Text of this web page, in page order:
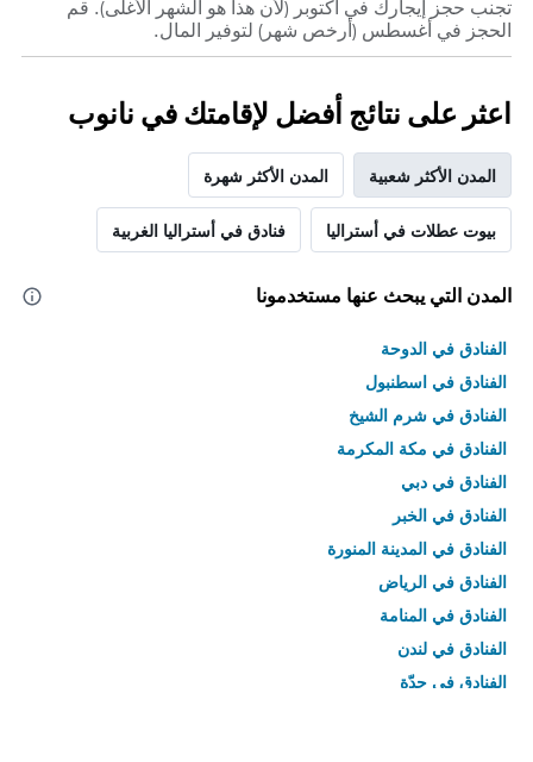
تجنب حجز إيجارك في أكتوبر (لأن هذا هو الشهر الأغلى). قم
الحجز في أغسطس (أرخص شهر) لتوفير المال.
اعثر على نتائج أفضل لإقامتك في نانوب
المدن الأكثر شعبية المدن الأكثر شهرة
بيوت عطلات في أستراليا فنادق في أستراليا الغربية
المدن التي يبحث عنها مستخدمونا
الفنادق في الدوحة
الفنادق في اسطنبول
الفنادق في شرم الشيخ
الفنادق في مكة المكرمة
الفنادق في دبي
الفنادق في الخبر
الفنادق في المدينة المنورة
الفنادق في الرياض
الفنادق في المنامة
الفنادق في لندن
الفنادق في جدّة